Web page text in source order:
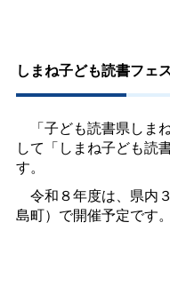
しまね子ども読書フェ
「子ども読書県しま
して「しまね子ども読
す。
令和８年度は、県内
島町）で開催予定です。